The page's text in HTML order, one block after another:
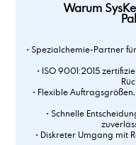
Warum
• Spezialchemie-Partner
• ISO 9001:2015
• Flexible
• Schnelle
• Diskreter Umgang mit